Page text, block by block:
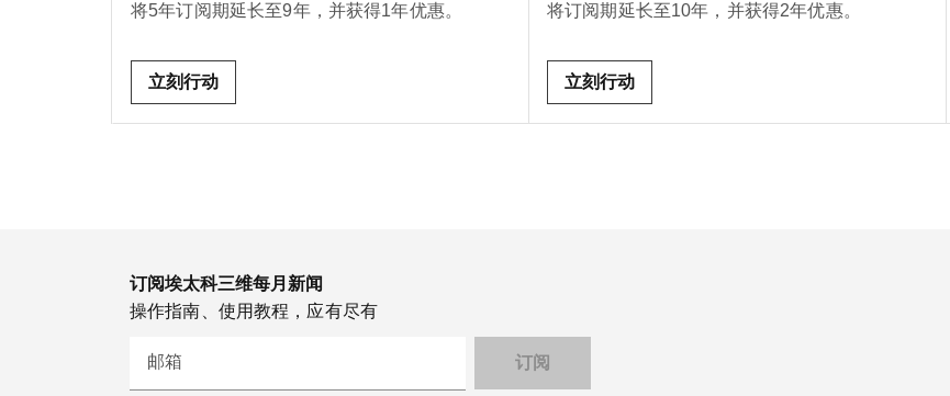
将5年订阅期延长至9年，并获得1年优惠。
立刻行动
将订阅期延长至10年，并获得2年优惠。
立刻行动
订阅埃太科三维每月新闻
操作指南、使用教程，应有尽有
邮箱